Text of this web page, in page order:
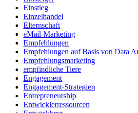
Einstieg
Einzelhandel
Elternschaft
eMail-Marketing
Empfehlungen
Empfehlungen auf Basis von Data
Empfehlungsmarketing
empfindliche Tiere
Engagement
Engagement-Strategien
Entrepreneurship
Entwicklerressourcen